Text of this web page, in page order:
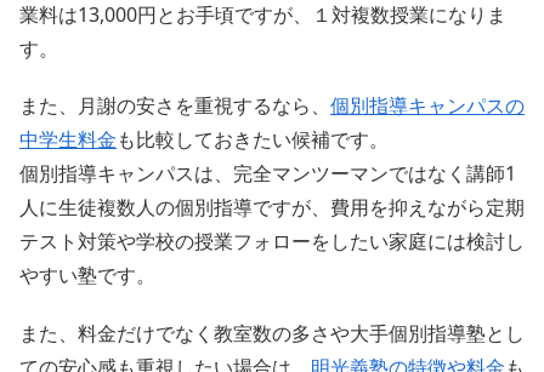
業料は13,000円とお手頃ですが、１対複数授業になりま
す。
また、月謝の安さを重視するなら、 個別指導キャンパスの
中学生料金も比較しておきたい候補です。
個別指導キャンパスは、完全マンツーマンではなく講師1
人に生徒複数人の個別指導ですが、費用を抑えながら定期
テスト対策や学校の授業フォローをしたい家庭には検討し
やすい塾です。
また、料金だけでなく教室数の多さや大手個別指導塾とし